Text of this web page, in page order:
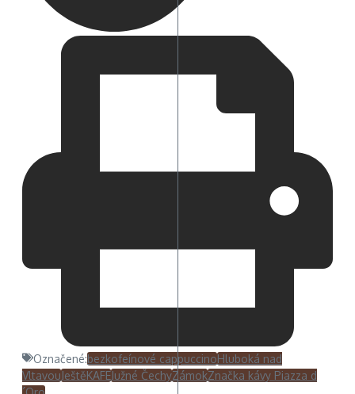
Označené:bezkofeínové cappuccinoHluboká nad
VltavouJeštěKAFEJužné ČechyZámokZnačka kávy Piazza d